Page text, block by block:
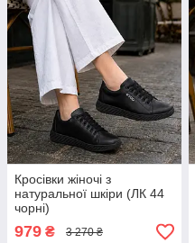
Кросівки жіночі з
натуральної шкіри (ЛК 44
чорні)
979 ₴ 3 270 ₴